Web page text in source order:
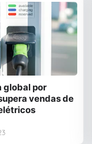
global por
vendas de